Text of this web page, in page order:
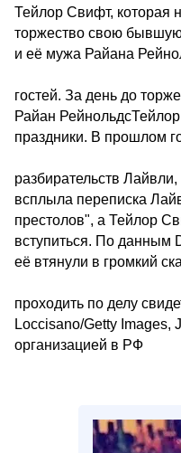
Тейлор Свифт, которая
торжество свою
и её мужа Райана
гостей. За день до
Райан
праздники. В прошлом
разбирательств
всплыла переписка
престолов", а Тейлор
вступиться. По данным
её втянули в громкий
проходить по делу
Loccisano/Getty Images,
организацией в РФ